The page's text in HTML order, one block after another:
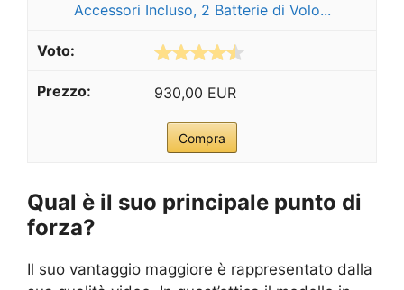
Accessori Incluso, 2 Batterie di Volo...
930,00 EUR
Compra
Qual è il suo principale punto di
forza?
Il suo vantaggio maggiore è rappresentato dalla